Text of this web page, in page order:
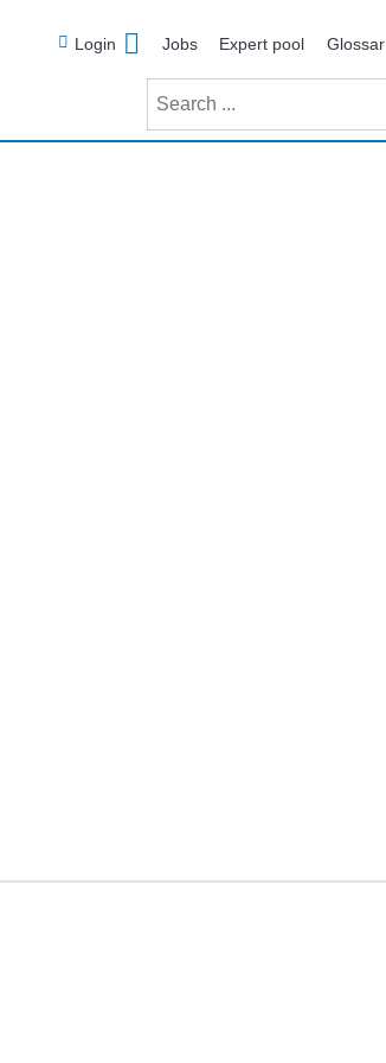
Login Jobs Expert pool Glossar
Search